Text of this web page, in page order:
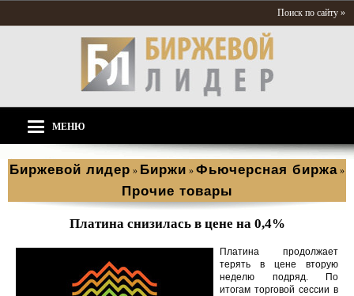
Поиск по сайту »
МЕНЮ
Биржевой лидер » Биржи » Фьючерсная биржа »
Прочие товары
Платина снизилась в цене на 0,4%
Платина продолжает
терять в цене вторую
неделю подряд. По
итогам торговой сессии в